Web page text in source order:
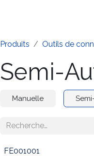
Produits Outils de
Semi-
Manuelle
FE001001